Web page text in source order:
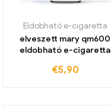
Eldobható e-cigaretta
elveszett mary qm600
eldobható e-cigaretta
€5,90